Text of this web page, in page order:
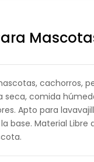
cachorros,
seca, comida
Apto para
base. Material Libre